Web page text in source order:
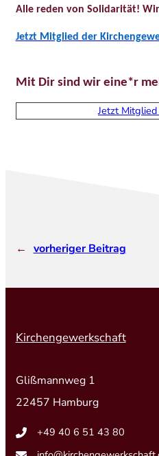
Alle reden von Solidarität!
Jetzt Mitglied der
Mit Dir sind wir eine*r
Jetzt
← vorheriger Beitrag
Kirchengewerkschaft
Glißmannweg 1
22457 Hamburg
+49 40 6 51 43 80